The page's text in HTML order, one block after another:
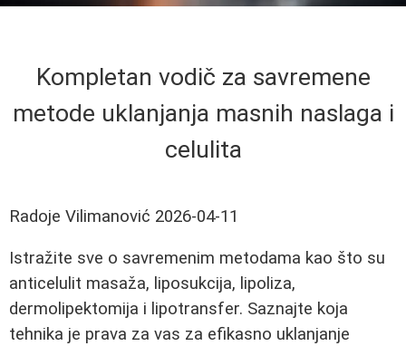
Kompletan vodič za savremene
metode uklanjanja masnih naslaga i
celulita
Radoje Vilimanović 2026-04-11
Istražite sve o savremenim metodama kao što su
anticelulit masaža, liposukcija, lipoliza,
dermolipektomija i lipotransfer. Saznajte koja
tehnika je prava za vas za efikasno uklanjanje